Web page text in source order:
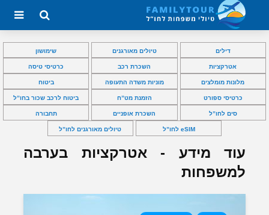
דילים טיולים מאורגנים שימושון
אטרקציות השכרת רכב כרטיסי טיסה
מלונות מומלצים מוניות משדה התעופה ביטוח
כרטיסי ספורט הזמנת מט”ח ביטוח לרכב שכור בחו”ל
סים לחו”ל השכרת אופניים תחבורה
eSIM לחו”ל טיולים מאורגנים לחו”ל
עוד מידע - אטרקציות בערבה
למשפחות